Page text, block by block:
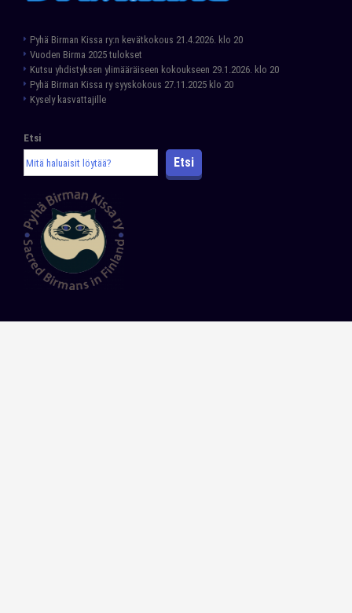
Pyhä Birman Kissa ry:n kevätkokous 21.4.2026. klo 20
Vuoden Birma 2025 tulokset
Kutsu yhdistyksen ylimääräiseen kokoukseen 29.1.2026. klo 20
Pyhä Birman Kissa ry syyskokous 27.11.2025 klo 20
Kysely kasvattajille
Etsi
Etsi